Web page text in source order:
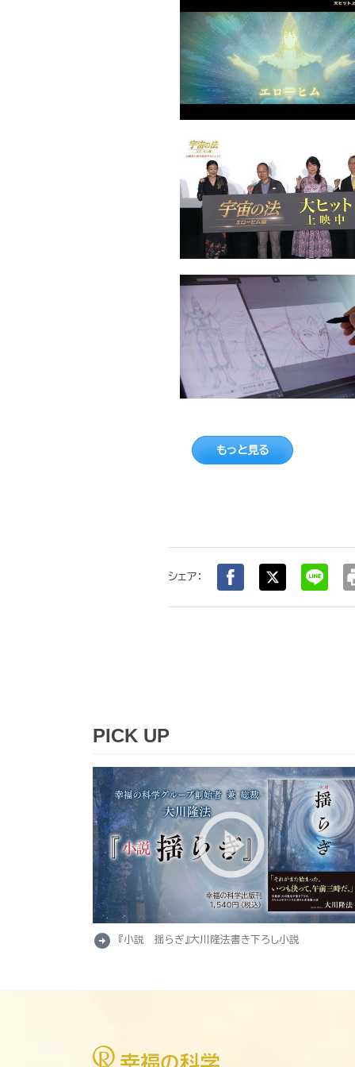
もっと見る
シェア：
PICK UP
arrow_circle_right 『小説 揺らぎ』大川隆法書き下ろし小説